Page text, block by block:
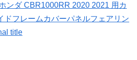
ンダ CBR1000RR 2020 2021 用カ
ドフレームカバーパネルフェアリン
title